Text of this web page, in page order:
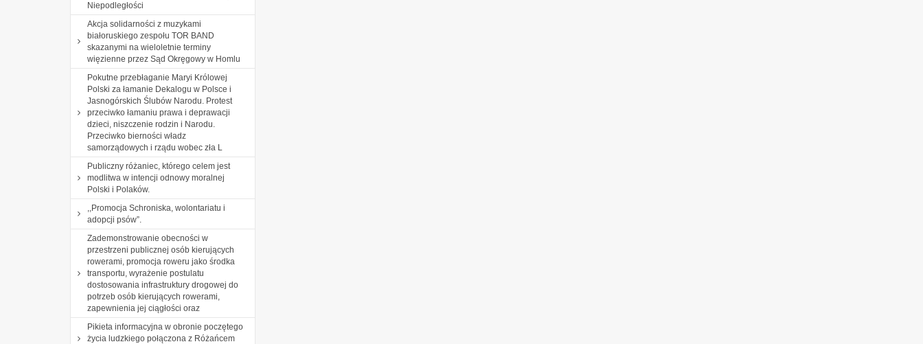
Niepodległości
Akcja solidarności z muzykami
białoruskiego zespołu TOR BAND
skazanymi na wieloletnie terminy
więzienne przez Sąd Okręgowy w Homlu
Pokutne przebłaganie Maryi Królowej
Polski za łamanie Dekalogu w Polsce i
Jasnogórskich Ślubów Narodu. Protest
przeciwko łamaniu prawa i deprawacji
dzieci, niszczenie rodzin i Narodu.
Przeciwko bierności władz
samorządowych i rządu wobec zła L
Publiczny różaniec, którego celem jest
modlitwa w intencji odnowy moralnej
Polski i Polaków.
,,Promocja Schroniska, wolontariatu i
adopcji psów”.
Zademonstrowanie obecności w
przestrzeni publicznej osób kierujących
rowerami, promocja roweru jako środka
transportu, wyrażenie postulatu
dostosowania infrastruktury drogowej do
potrzeb osób kierujących rowerami,
zapewnienia jej ciągłości oraz
Pikieta informacyjna w obronie poczętego
życia ludzkiego połączona z Różańcem